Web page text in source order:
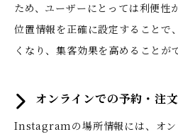
ため、ユーザーにとっては利便性
位置情報を正確に設定することで
くなり、集客効果を高めることが
オンラインでの予約・注
Instagramの場所情報には、オン